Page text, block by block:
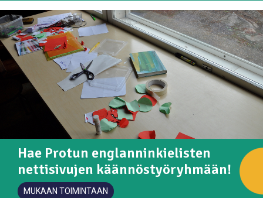
Hae Protun englanninkielisten
nettisivujen käännöstyöryhmään!
MUKAAN TOIMINTAAN